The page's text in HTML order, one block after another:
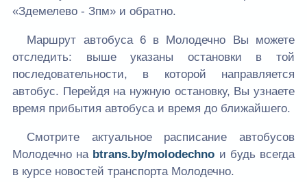
«Здемелево - Зпм» и обратно.
Маршрут автобуса 6 в Молодечно Вы можете
отследить: выше указаны остановки в той
последовательности, в которой направляется
автобус. Перейдя на нужную остановку, Вы узнаете
время прибытия автобуса и время до ближайшего.
Смотрите актуальное расписание автобусов
Молодечно на btrans.by/molodechno и будь всегда
в курсе новостей транспорта Молодечно.